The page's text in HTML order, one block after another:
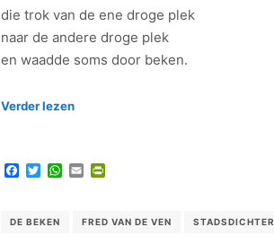
die trok van de ene droge plek
naar de andere droge plek
en waadde soms door beken.
Verder lezen
Facebook
TwitterWhatsApp
Email
DE BEKEN FRED VAN DE VEN STADSDICHTER